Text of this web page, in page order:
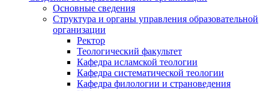
Основные сведения
Структура и органы управления образовательной
организации
Ректор
Теологический факультет
Кафедра исламской теологии
Кафедра систематической теологии
Кафедра филологии и страноведения